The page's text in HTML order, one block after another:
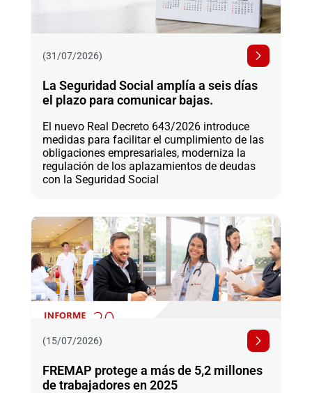
(31/07/2026)
La Seguridad Social amplía a seis días
el plazo para comunicar bajas.
El nuevo Real Decreto 643/2026 introduce
medidas para facilitar el cumplimiento de las
obligaciones empresariales, moderniza la
regulación de los aplazamientos de deudas
con la Seguridad Social
(15/07/2026)
FREMAP protege a más de 5,2 millones
de trabajadores en 2025